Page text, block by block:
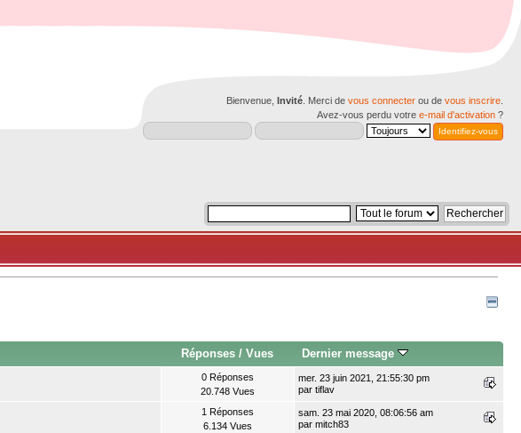
Bienvenue, Invité . Merci de vous connecter ou de vous inscrire
Avez-vous perdu votre e-mail d'activation ?
Réponses / Vues Dernier message
0 Réponses
20.748 Vues
mer. 23 juin 2021, 21:55:30 pm
par tiflav
1 Réponses
6.134 Vues
sam. 23 mai 2020, 08:06:56 am
par mitch83